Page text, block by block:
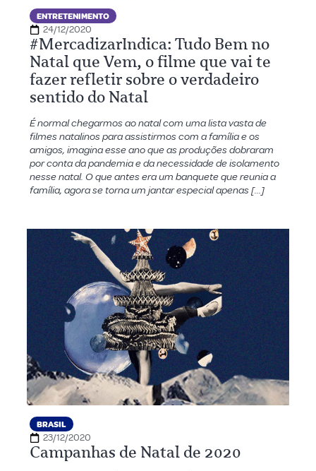
ENTRETENIMENTO
24/12/2020
#MercadizarIndica: Tudo Bem no
Natal que Vem, o filme que vai te
fazer refletir sobre o verdadeiro
sentido do Natal
É normal chegarmos ao natal com uma lista vasta de
filmes natalinos para assistirmos com a família e os
amigos, imagina esse ano que as produções dobraram
por conta da pandemia e da necessidade de isolamento
nesse natal. O que antes era um banquete que reunia a
família, agora se torna um jantar especial apenas […]
BRASIL
23/12/2020
Campanhas de Natal de 2020